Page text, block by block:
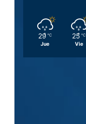
29 ℃
Jue
25 ℃
Vie